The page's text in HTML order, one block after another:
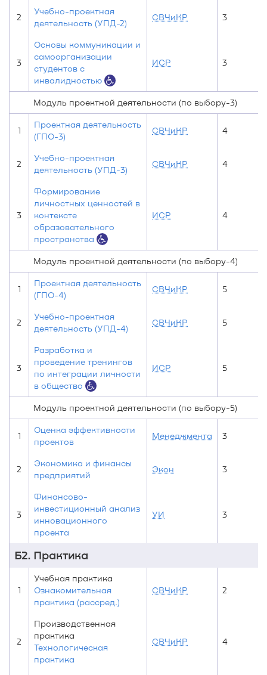
2
Учебно-проектная
деятельность (УПД-2)
СВЧиКР 3
3
Основы коммуникации и
самоорганизации
студентов с
инвалидностью
ИСР 3
Модуль проектной деятельности (по выбору-3)
1
Проектная деятельность
(ГПО-3)
СВЧиКР 4
2
Учебно-проектная
деятельность (УПД-3)
СВЧиКР 4
3
Формирование
личностных ценностей в
контексте
образовательного
пространства
ИСР 4
Модуль проектной деятельности (по выбору-4)
1
Проектная деятельность
(ГПО-4)
СВЧиКР 5
2
Учебно-проектная
деятельность (УПД-4)
СВЧиКР 5
3
Разработка и
проведение тренингов
по интеграции личности
в общество
ИСР 5
Модуль проектной деятельности (по выбору-5)
1
Оценка эффективности
проектов
Менеджмента 3
2
Экономика и финансы
предприятий
Экон 3
3
Финансово-
инвестиционный анализ
инновационного
проекта
УИ 3
Б2. Практика
1
Учебная практика
Ознакомительная
практика (рассред.)
СВЧиКР 2
2
Производственная
практика
Технологическая
практика
СВЧиКР 4